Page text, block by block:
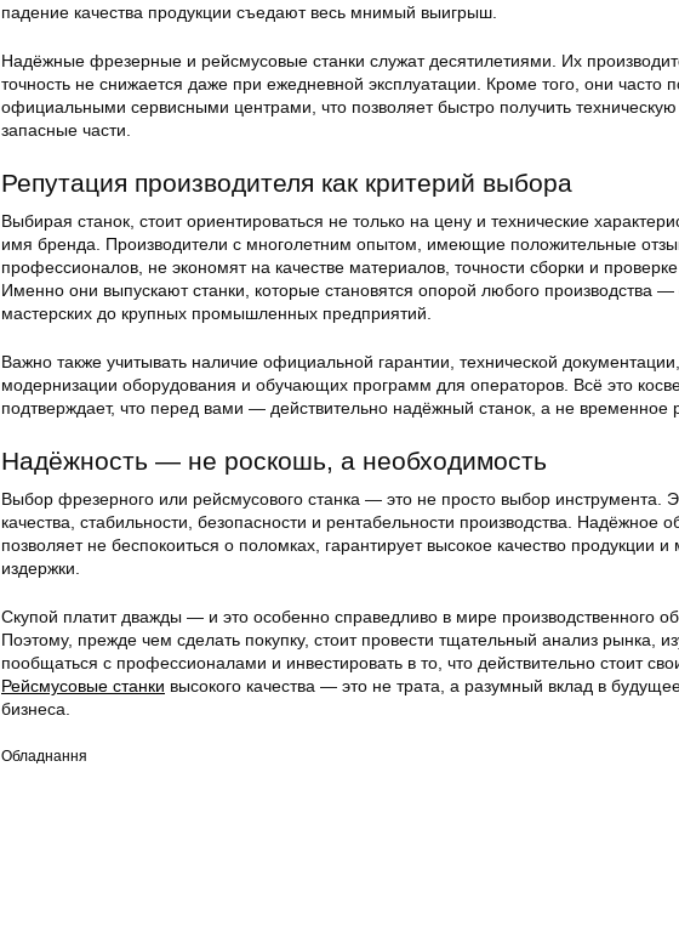
падение качества продукции съедают весь мнимый выигрыш.
Надёжные фрезерные и рейсмусовые станки служат десятилетиями. Их
точность не снижается даже при ежедневной эксплуатации. Кроме того, они часто
официальными сервисными центрами, что позволяет быстро получить
запасные части.
Репутация производителя как критерий выбора
Выбирая станок, стоит ориентироваться не только на цену и технические
имя бренда. Производители с многолетним опытом, имеющие положительные
профессионалов, не экономят на качестве материалов, точности сборки и
Именно они выпускают станки, которые становятся опорой любого производства
мастерских до крупных промышленных предприятий.
Важно также учитывать наличие официальной гарантии, технической
модернизации оборудования и обучающих программ для операторов. Всё это
подтверждает, что перед вами — действительно надёжный станок, а не временное
Надёжность — не роскошь, а необходимость
Выбор фрезерного или рейсмусового станка — это не просто выбор инструмента.
качества, стабильности, безопасности и рентабельности производства. Надёжное
позволяет не беспокоиться о поломках, гарантирует высокое качество продукции
издержки.
Скупой платит дважды — и это особенно справедливо в мире производственного
Поэтому, прежде чем сделать покупку, стоит провести тщательный анализ рынка,
пообщаться с профессионалами и инвестировать в то, что действительно стоит
Рейсмусовые станки высокого качества — это не трата, а разумный вклад в
бизнеса.
Обладнання